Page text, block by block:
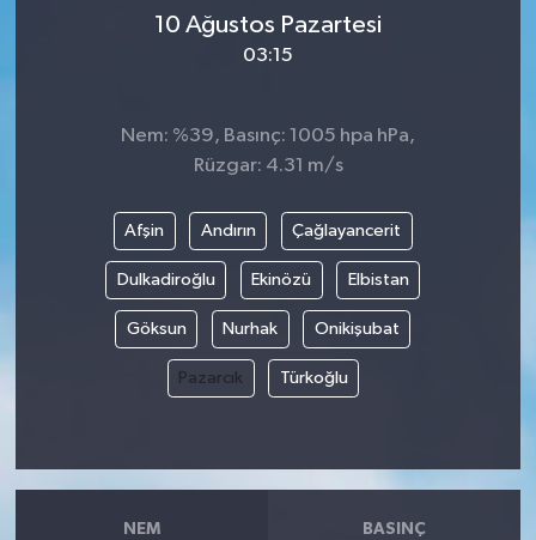
10 Ağustos Pazartesi
03:15
Nem: %39, Basınç: 1005 hpa hPa,
Rüzgar: 4.31 m/s
Afşin Andırın Çağlayancerit
Dulkadiroğlu Ekinözü Elbistan
Göksun Nurhak Onikişubat
Pazarcık Türkoğlu
NEM BASINÇ
Sivil Toplum
Turizm
Yaşam
Yerel Yönetimler